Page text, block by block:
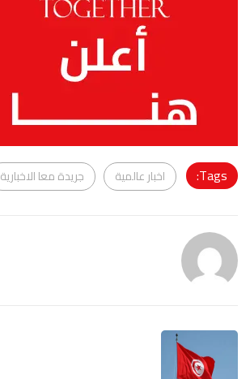
Tags: اخبار عالمية جريدة معا الاخبارية